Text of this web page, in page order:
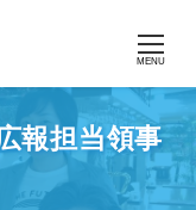
MENU
報担当領事